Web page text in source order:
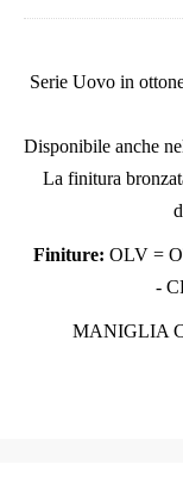
Serie Uovo in
Disponibile anche
La finitura
Finiture: OLV =
-
MANIGLIA